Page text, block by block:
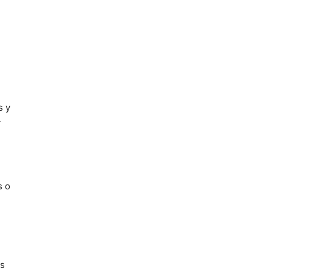
y
o